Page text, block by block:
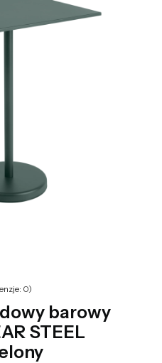
0)
barowy
STEEL